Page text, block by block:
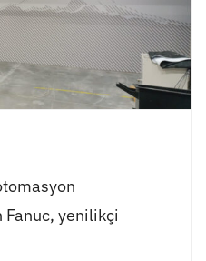
yenilikçi